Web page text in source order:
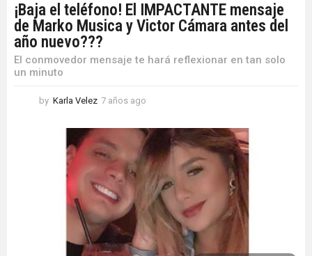
¡Baja el teléfono! El IMPACTANTE mensaje
de Marko Musica y Victor Cámara antes del
año nuevo???
El conmovedor mensaje te hará reflexionar en tan solo
un minuto
by Karla Velez 7 años ago
ñ
o
s
a
o